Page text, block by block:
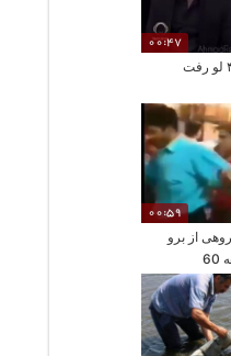
00:47
00:59
از برو